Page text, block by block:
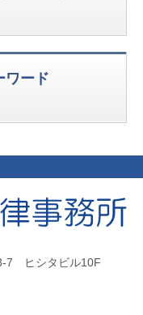
ワード
7 ヒシタビル10F